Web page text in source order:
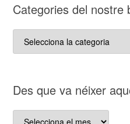
Categories del nostre
Categories
del
D es que va néixer
D es